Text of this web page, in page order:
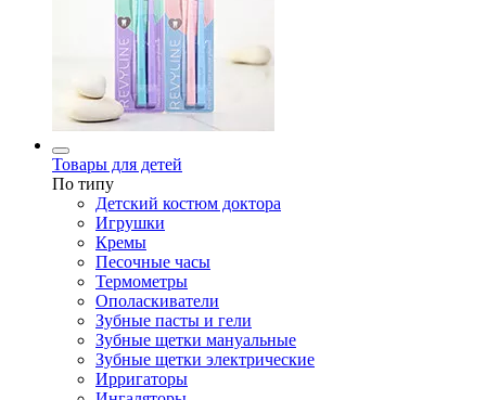
Товары для детей
По типу
Детский костюм доктора
Игрушки
Кремы
Песочные часы
Термометры
Ополаскиватели
Зубные пасты и гели
Зубные щетки мануальные
Зубные щетки электрические
Ирригаторы